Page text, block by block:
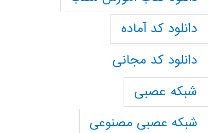
دانلود کد آماده
دانلود کد مجانی
شبکه عصبی
شبکه عصبی مصنوعی